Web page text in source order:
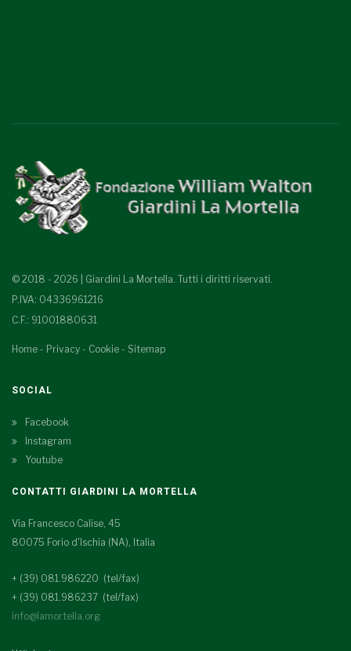
© 2018 - 2026 | Giardini La Mortella. Tutti i diritti riservati.
P.IVA: 04336961216
C.F.: 91001880631
Home - Privacy - Cookie - Sitemap
SOCIAL
Facebook
Instagram
Youtube
CONTATTI GIARDINI LA MORTELLA
Via Francesco Calise, 45
80075 Forio d'Ischia (NA), Italia
+ (39) 081.986220 (tel/fax)
+ (39) 081.986237 (tel/fax)
info@lamortella.org